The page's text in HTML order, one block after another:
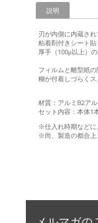
説明
刃が内側に内蔵さ
粘着剤付きシート
厚手（100μ以上）
フィルムと離型紙
糊が付着しづらくス
材質：アルミB2ア
セット内容：本体1
※仕入れ時期などに
※尚、製造の都合上